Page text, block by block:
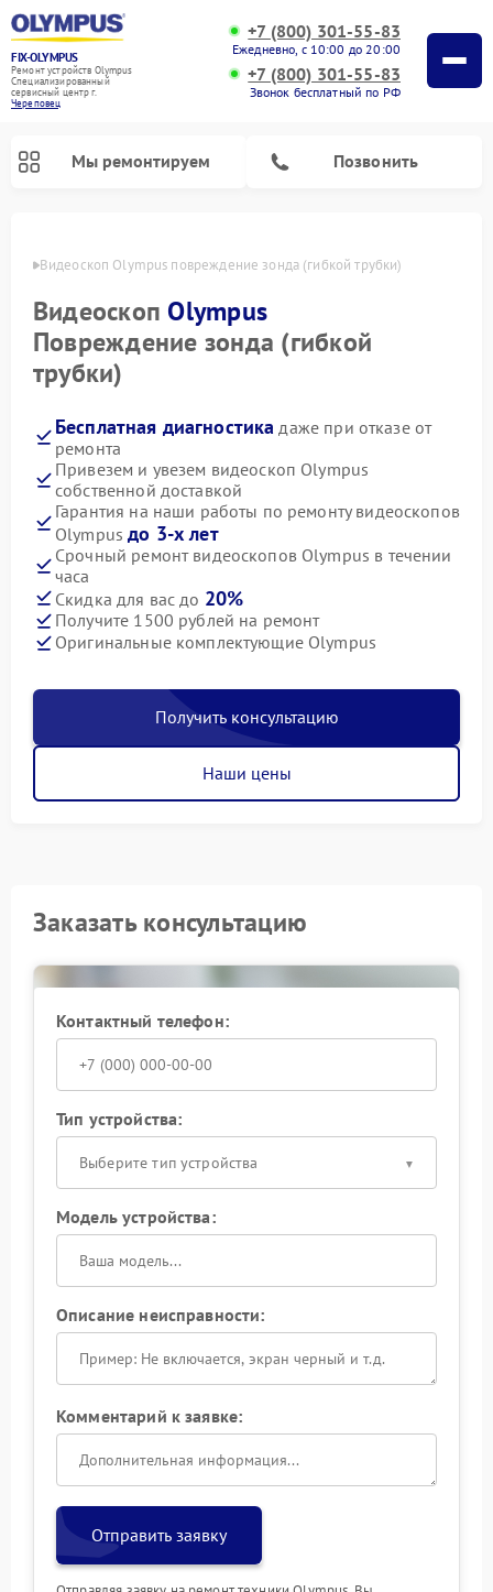
FIX-OLYMPUS
Ремонт устройств Olympus
Специализированный
cервисный центр г.
Череповец
+7 (800) 301-55-83
Ежедневно, с 10:00 до 20:00
+7 (800) 301-55-83
Звонок бесплатный по РФ
Мы ремонтируем Позвонить
Видеоскоп Olympus повреждение зонда (гибкой трубки)
Видеоскоп Olympus
Повреждение зонда (гибкой
трубки)
Бесплатная диагностика даже при отказе от
ремонта
Привезем и увезем видеоскоп Olympus
собственной доставкой
Гарантия на наши работы по ремонту видеоскопов
Olympusдо 3-х лет
Срочный ремонт видеоскопов Olympus в течении
часа
Скидка для вас до 20%
Получите 1500 рублей на ремонт
Оригинальные комплектующие Olympus
Получить консультацию
Наши цены
Заказать консультацию
Контактный телефон:
Тип устройства:
Выберите тип устройства
Модель устройства:
Описание неисправности:
Комментарий к заявке:
Отправить заявку